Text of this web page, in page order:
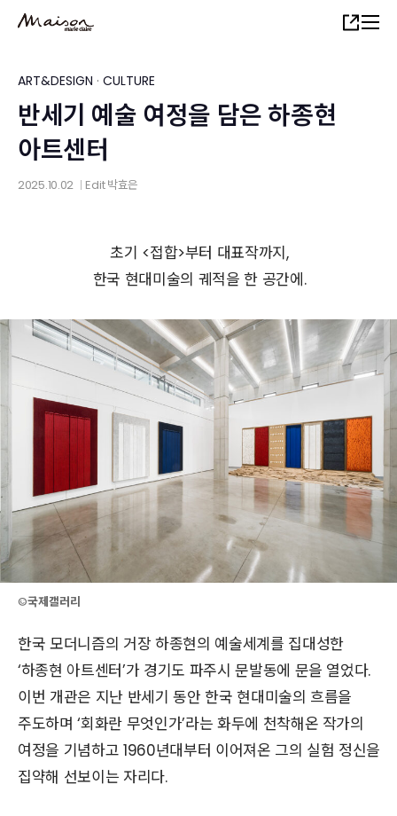
content
Share
ART&DESIGN · CULTURE
반세기 예술 여정을 담은 하종현
아트센터
2025.10.02 Edit박효은
초기 <접합>부터 대표작까지,
한국 현대미술의 궤적을 한 공간에.
©국제갤러리
한국 모더니즘의 거장 하종현의 예술세계를 집대성한
‘하종현 아트센터’가 경기도 파주시 문발동에 문을 열었다.
이번 개관은 지난 반세기 동안 한국 현대미술의 흐름을
주도하며 ‘회화란 무엇인가’라는 화두에 천착해온 작가의
여정을 기념하고 1960년대부터 이어져온 그의 실험 정신을
집약해 선보이는 자리다.